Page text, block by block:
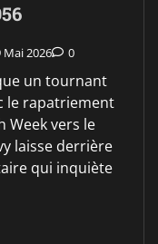
Mai 2026 0
un tournant
le rapatriement
Week vers le
laisse derrière
qui inquiète